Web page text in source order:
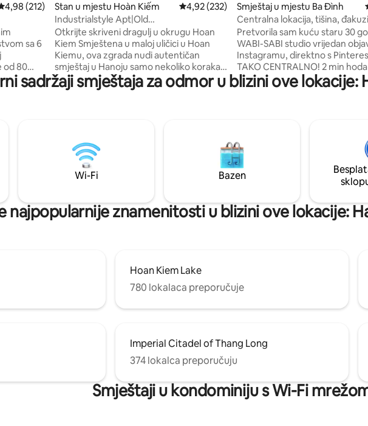
ocjena: 4,98 od 5, recenzija: 212
4,98 (212)
sa 6
od 80
za
Stan u mjestu Hoàn Kiếm Prosječna ocjena: 4,92 od 5, recenzija: 232
4,92 (232)
Industrialstyle Apt|Old
Quarter|Lift|QuiteIKit 5
Otkrijte skriveni dragulj u okrugu Hoan
Kiem Smještena u maloj uličici u Hoan
Kiemu, ova zgrada nudi autentičan
smještaj u Hanoju samo nekoliko koraka
od živahnog centra grada. Uživajte u
jednostavnom pristupu legendarnim
(PA) - 10 minuta hoda do Stare četvrti - 3
minute hoda do željezničke stanice
Hanoi - 20 minuta hoda do noćne pijace -
Restorani,banka i kafić u blizini - Sim
Smještaj u mjestu Ba Đình
Centralna lokacija, tišina,
projektor, stanica, PatchaHaus
Pretvorila sam kuću staru 30
WABI-SABI studio vrijedan
Instagramu, direktno s
TAKO CENTRALNO! 2 min
St, Train St, Imperial Citadel itd.
hotelskog kvaliteta s 5
život 💻CAT6 kabliranje za Wi-Fi
poslovnog nivoa i stabilan LAN
digitalni nomadi) 🌿tihi kvart u
SRCU Hanoja. 4. sprat, morate
sadržaji smještaja za odmor u blizini ove lokacije:
Wi-Fi Bazen
najpopularnije znamenitosti u blizini ove lokacije:
Hoan Kiem Lake
780 lokalaca preporučuje
Imperial Citadel of Thang Long
374 lokalca preporučuju
Smještaji u kondominiju s Wi-Fi